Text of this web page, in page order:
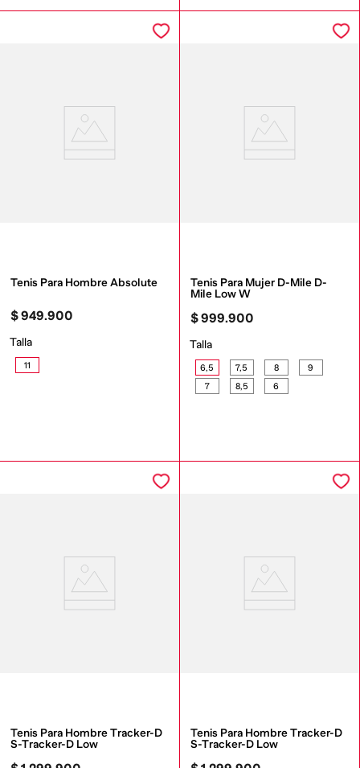
Tenis Para Hombre Absolute
$949.900
Talla
11
Tenis Para Mujer D-Mile D-
Mile Low W
$999.900
Talla
6,5 7,5 8
9
7
8,5 6
Tenis Para Hombre Tracker-D
S-Tracker-D Low
Tenis Para Hombre Tracker-D
S-Tracker-D Low